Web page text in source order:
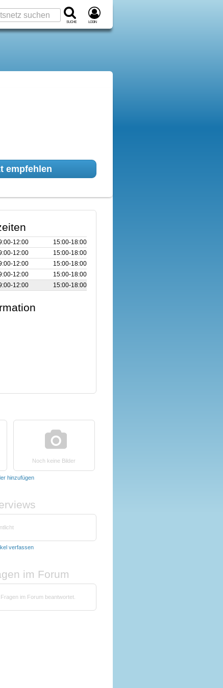
Suche Login
empfehlen
15:00‑18:00
15:00‑18:00
15:00‑18:00
15:00‑18:00
15:00‑18:00
Noch keine Bilder
hinzufügen
verfassen
im Forum
im Forum beantwortet.